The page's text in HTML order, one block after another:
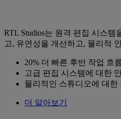
RTL Studios는 원격 편집 시스템
고, 유연성을 개선하고, 물리적
20% 더 빠른 후반 작업 흐
고급 편집 시스템에 대한
물리적인 스튜디오에 대한
더 알아보기